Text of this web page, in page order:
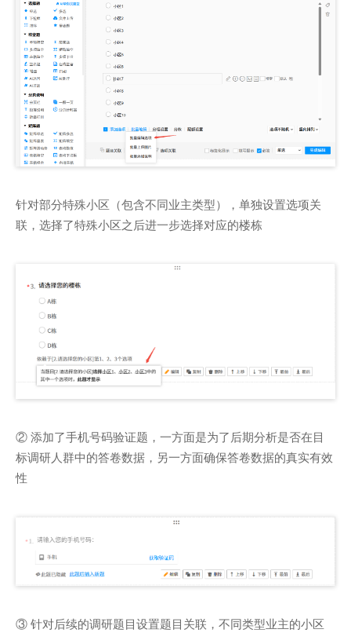
针对部分特殊小区（包含不同业主类型），单独设置选项关
联，选择了特殊小区之后进一步选择对应的楼栋
② 添加了手机号码验证题，一方面是为了后期分析是否在目
标调研人群中的答卷数据，另一方面确保答卷数据的真实有效
性
③ 针对后续的调研题目设置题目关联，不同类型业主的小区